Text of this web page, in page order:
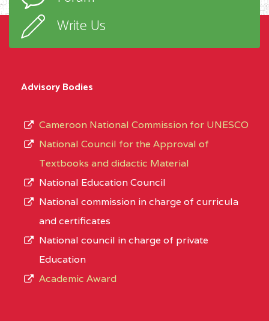
Write Us
Advisory Bodies
Cameroon National Commission for UNESCO
National Council for the Approval of
Textbooks and didactic Material
National Education Council
National commission in charge of curricula
and certificates
National council in charge of private
Education
Academic Award